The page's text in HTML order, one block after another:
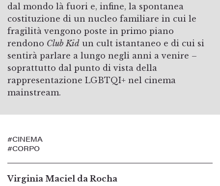
dal mondo là fuori e, infine, la spontanea
costituzione di un nucleo familiare in cui le
fragilità vengono poste in primo piano
rendono Club Kid un cult istantaneo e di cui si
sentirà parlare a lungo negli anni a venire –
soprattutto dal punto di vista della
rappresentazione LGBTQI+ nel cinema
mainstream.
#CINEMA
#CORPO
Virginia Maciel da Rocha